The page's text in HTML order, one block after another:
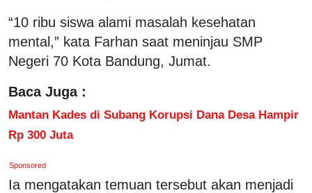
“10 ribu siswa alami masalah kesehatan
mental,” kata Farhan saat meninjau SMP
Negeri 70 Kota Bandung, Jumat.
Baca Juga :
Mantan Kades di Subang Korupsi Dana Desa Hampir
Rp 300 Juta
Sponsored
Ia mengatakan temuan tersebut akan menjadi